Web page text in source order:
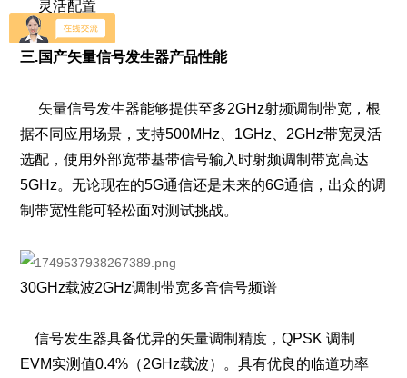
灵活配置
三.国产矢量信号发生器产品性能
矢量信号发生器能够提供至多2GHz射频调制带宽，根
据不同应用场景，支持500MHz、1GHz、2GHz带宽灵活
选配，使用外部宽带基带信号输入时射频调制带宽高达
5GHz。无论现在的5G通信还是未来的6G通信，出众的调
制带宽性能可轻松面对测试挑战。
30GHz载波2GHz调制带宽多音信号频谱
信号发生器具备优异的矢量调制精度，QPSK 调制
EVM实测值0.4%（2GHz载波）。具有优良的临道功率